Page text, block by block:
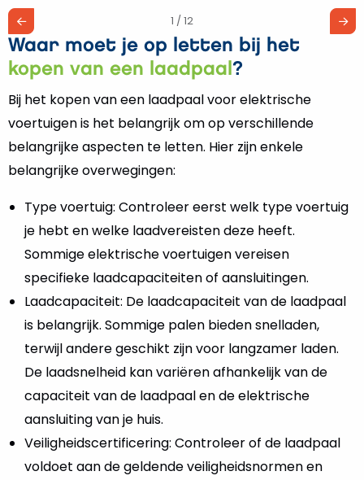
zonder
buitenunit?
Zo
herken
misleidende
aanbiedingen
1 / 12
Waar moet je op letten bij het
kopen van een laadpaal ?
Bij het kopen van een laadpaal voor elektrische
voertuigen is het belangrijk om op verschillende
belangrijke aspecten te letten. Hier zijn enkele
belangrijke overwegingen:
Type voertuig: Controleer eerst welk type voertuig
je hebt en welke laadvereisten deze heeft.
Sommige elektrische voertuigen vereisen
specifieke laadcapaciteiten of aansluitingen.
Laadcapaciteit: De laadcapaciteit van de laadpaal
is belangrijk. Sommige palen bieden snelladen,
terwijl andere geschikt zijn voor langzamer laden.
De laadsnelheid kan variëren afhankelijk van de
capaciteit van de laadpaal en de elektrische
aansluiting van je huis.
Veiligheidscertificering: Controleer of de laadpaal
voldoet aan de geldende veiligheidsnormen en